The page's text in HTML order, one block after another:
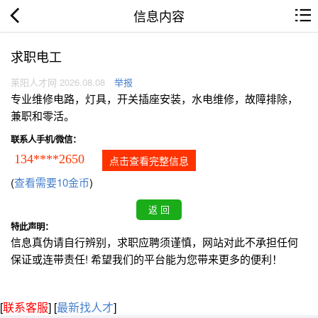
信息内容
求职电工
莱阳人才网 2026.08.08 举报
专业维修电路，灯具，开关插座安装，水电维修，故障排除，
兼职和零活。
联系人手机/微信：
134****2650 点击查看完整信息
(查看需要10金币)
特此声明：
信息真伪请自行辨别，求职应聘须谨慎，网站对此不承担任何
保证或连带责任! 希望我们的平台能为您带来更多的便利！
[联系客服] [最新找人才]